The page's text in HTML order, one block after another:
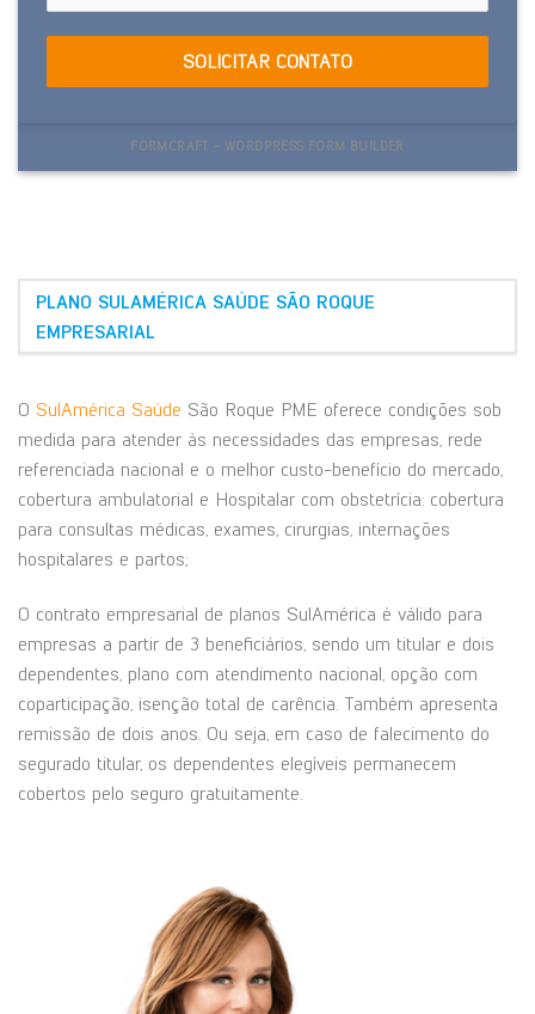
SOLICITAR CONTATO
FORMCRAFT - WORDPRESS FORM BUILDER
PLANO SULAMÉRICA SAÚDE SÃO ROQUE
EMPRESARIAL
O SulAmérica Saúde São Roque PME oferece condições sob
medida para atender às necessidades das empresas, rede
referenciada nacional e o melhor custo-benefício do mercado,
cobertura ambulatorial e Hospitalar com obstetrícia: cobertura
para consultas médicas, exames, cirurgias, internações
hospitalares e partos;
O contrato empresarial de planos SulAmérica é válido para
empresas a partir de 3 beneficiários, sendo um titular e dois
dependentes, plano com atendimento nacional, opção com
coparticipação, isenção total de carência. Também apresenta
remissão de dois anos. Ou seja, em caso de falecimento do
segurado titular, os dependentes elegíveis permanecem
cobertos pelo seguro gratuitamente.